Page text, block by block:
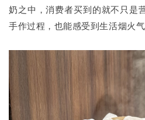
奶之中，消费者买到的就不只是
手作过程，也能感受到生活烟火气